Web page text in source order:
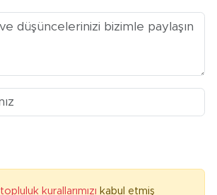
topluluk kurallarımızı kabul etmiş